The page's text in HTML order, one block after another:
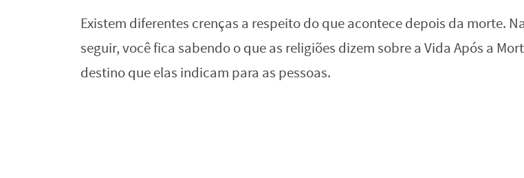
Existem diferentes crenças a respeito do que acontece depois da morte.
seguir, você fica sabendo o que as religiões dizem sobre a Vida Após a
destino que elas indicam para as pessoas.